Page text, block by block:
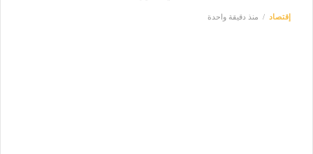
إقتصاد منذ دقيقة واحدة